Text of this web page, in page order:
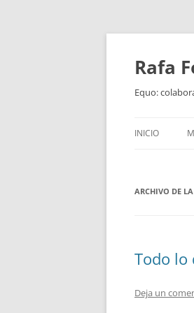
Rafa
Equo:
INICIO
ARCHIVO DE
Todo lo
Deja un